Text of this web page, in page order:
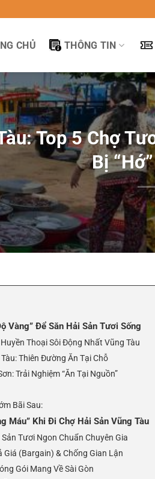
CHỦ THÔNG TIN
Top 5 Chợ
Bị
Vàng” Để Săn Hải Sản Tươi Sống
Thoại Sôi Động Nhất Vũng Tàu
Thiên Đường Ăn Tại Chỗ
Trải Nghiệm “Ăn Tại Nguồn”
Bãi Sau:
Máu” Khi Đi Chợ Hải Sản Vũng Tàu
Tươi Ngon Chuẩn Chuyên Gia
Giá (Bargain) & Chống Gian Lận
Gói Mang Về Sài Gòn